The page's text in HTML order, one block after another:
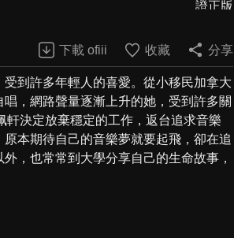
下載 ofiii 收藏 分享
到許多年輕人的喜愛。從小移民加拿大
，網路聲量逐漸上升的她，受到許多關
決定放棄穩定的工作，返台追求音樂
本期待自己的音樂夢就要起飛，卻在追
，也常常到大學分享自己的生命故事，